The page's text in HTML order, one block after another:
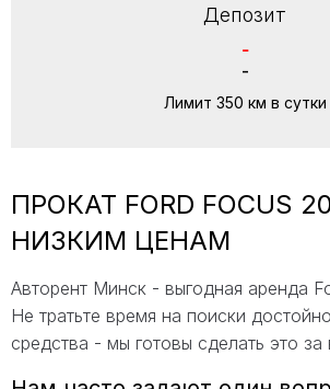
Депозит
-
-
Лимит 350 км в сутки
ПРОКАТ FORD FOCUS
НИЗКИМ ЦЕНАМ
Авторент Минск - выгодная аренда
Не тратьте время на поиски
средства - мы готовы сделать это за